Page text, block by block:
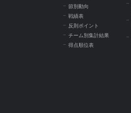
節別動向
戦績表
反則ポイント
チーム別集計結果
得点順位表